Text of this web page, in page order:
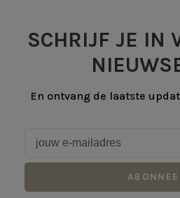
SCHRIJF JE IN
En ontvang de laatste